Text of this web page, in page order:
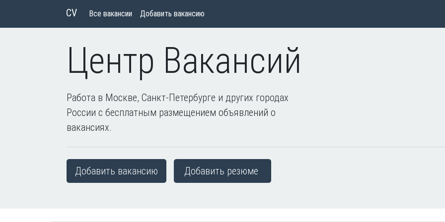
CV Все вакансии Добавить вакансию
Центр Вакансий
Работа в Москве, Санкт-Петербурге и других городах
России с бесплатным размещением объявлений о
вакансиях.
Добавить вакансию Добавить резюме